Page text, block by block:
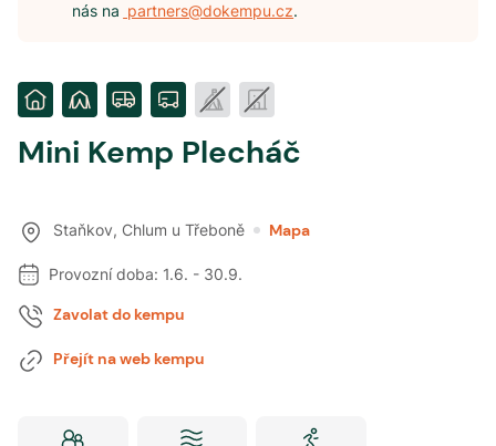
nás na partners@dokempu.cz.
Mini Kemp Plecháč
Staňkov, Chlum u Třeboně Mapa
Provozní doba: 1.6. - 30.9.
Zavolat do kempu
Přejít na web kempu